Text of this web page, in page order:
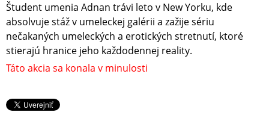
Študent umenia Adnan trávi leto v New Yorku, kde
absolvuje stáž v umeleckej galérii a zažije sériu
nečakaných umeleckých a erotických stretnutí, ktoré
stierajú hranice jeho každodennej reality.
Táto akcia sa konala v minulosti